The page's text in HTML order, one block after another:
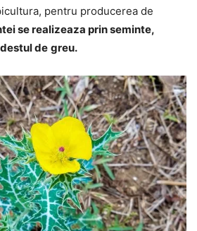
pentru producerea de
se realizeaza prin seminte,
de greu.